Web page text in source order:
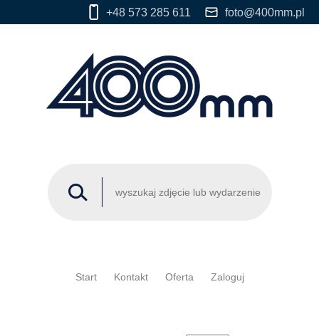
+48 573 285 611 foto@400mm.pl
Start Kontakt Oferta Zaloguj